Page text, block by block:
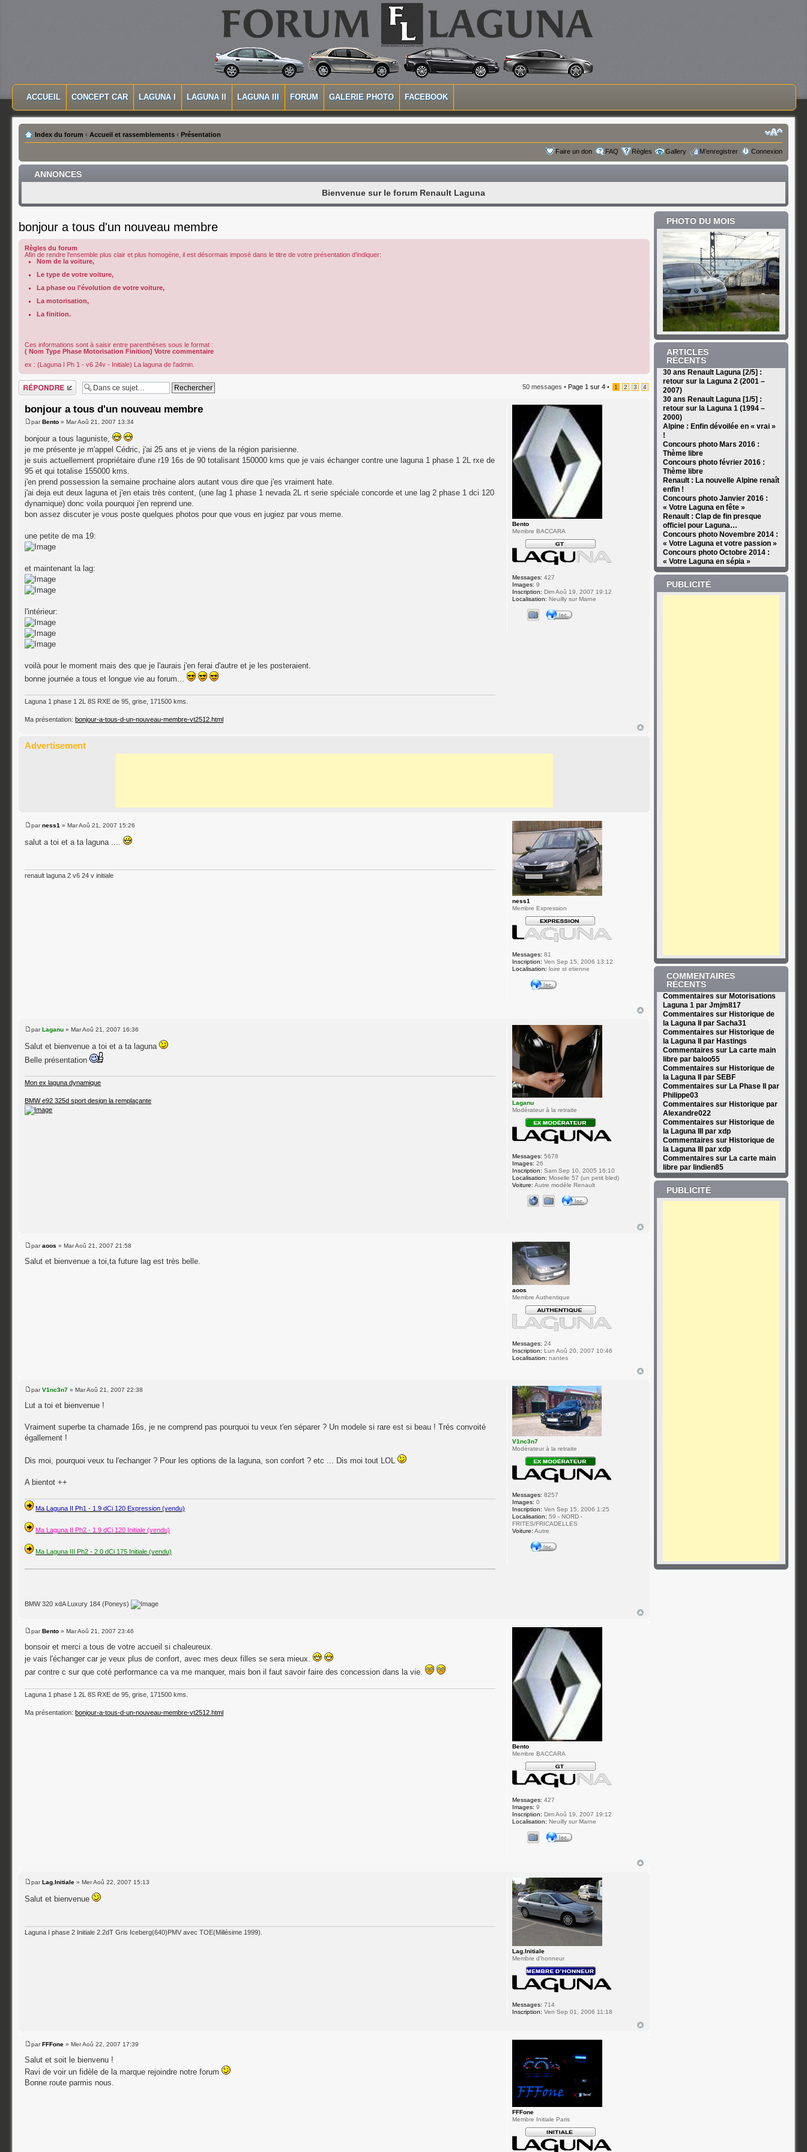
MENU PRINCIPAL
ACCUEIL CONCEPT CAR LAGUNA I LAGUNA II LAGUNA III FORUM GALERIE PHOTO FACEBOOK
Index du forum ‹ Accueil et rassemblements ‹ Présentation
Faire un don FAQ Règles Gallery M’enregistrer Connexion
ANNONCES
Bienvenue sur le forum Renault Laguna
bonjour a tous d'un nouveau membre
Règles du forum
Afin de rendre l'ensemble plus clair et plus homogène, il est désormais imposé dans le titre de votre présentation d'indiquer:
Nom de la voiture,
Le type de votre voiture,
La phase ou l'évolution de votre voiture,
La motorisation,
La finition.
Ces informations sont à saisir entre parenthèses sous le format :
( Nom Type Phase Motorisation Finition) Votre commentaire
ex : (Laguna I Ph 1 - v6 24v - Initiale) La laguna de l'admin.
Répondre 50 messages •Page 1 sur4 • 1 2 3 4
bonjour a tous d'un nouveau membre
parBento » Mar Aoû 21, 2007 13:34
bonjour a tous laguniste,
je me présente je m'appel Cédric, j'ai 25 ans et je viens de la région parisienne.
je suis actuellement propriétaire d'une r19 16s de 90 totalisant 150000 kms que je vais échanger contre une laguna 1 phase 1 2L rxe de
95 et qui totalise 155000 kms.
j'en prend possession la semaine prochaine alors autant vous dire que j'es vraiment hate.
j'ai deja eut deux laguna et j'en etais très content, (une lag 1 phase 1 nevada 2L rt serie spéciale concorde et une lag 2 phase 1 dci 120
dynamique) donc voila pourquoi j'en reprend une.
bon assez discuter je vous poste quelques photos pour que vous en jugiez par vous meme.
une petite de ma 19:
et maintenant la lag:
l'intérieur:
voilà pour le moment mais des que je l'aurais j'en ferai d'autre et je les posteraient.
bonne journée a tous et longue vie au forum...
Laguna 1 phase 1 2L 8S RXE de 95, grise, 171500 kms.
Ma présentation:bonjour-a-tous-d-un-nouveau-membre-vt2512.html
Bento
Membre BACCARA
Messages: 427
Images: 9
Inscription: Dim Aoû 19, 2007 19:12
Localisation: Neuilly sur Marne
Advertisement
parness1 » Mar Aoû 21, 2007 15:26
salut a toi et a ta laguna ....
renault laguna 2 v6 24 v initiale
ness1
Membre Expression
Messages: 81
Inscription: Ven Sep 15, 2006 13:12
Localisation: loire st etienne
parLaganu » Mar Aoû 21, 2007 16:36
Salut et bienvenue a toi et a ta laguna
Belle présentation
Mon ex laguna dynamique
BMW e92 325d sport design la remplaçante
Laganu
Modérateur à la retraite
Messages: 5678
Images: 26
Inscription: Sam Sep 10, 2005 16:10
Localisation: Moselle 57 (un petit bled)
Voiture: Autre modèle Renault
paraoos » Mar Aoû 21, 2007 21:58
Salut et bienvenue a toi,ta future lag est très belle.
aoos
Membre Authentique
Messages: 24
Inscription: Lun Aoû 20, 2007 10:46
Localisation: nantes
parV1nc3n7 » Mar Aoû 21, 2007 22:38
Lut a toi et bienvenue !
Vraiment superbe ta chamade 16s, je ne comprend pas pourquoi tu veux t'en séparer ? Un modele si rare est si beau ! Trés convoité
égallement !
Dis moi, pourquoi veux tu l'echanger ? Pour les options de la laguna, son confort ? etc ... Dis moi tout LOL
A bientot ++
Ma Laguna II Ph1 - 1.9 dCi 120 Expression (vendu)
Ma Laguna II Ph2 - 1.9 dCi 120 Initiale (vendu)
Ma Laguna III Ph2 - 2.0 dCi 175 Initiale (vendu)
BMW 320 xdA Luxury 184 (Poneys)
V1nc3n7
Modérateur à la retraite
Messages: 8257
Images: 0
Inscription: Ven Sep 15, 2006 1:25
Localisation: 59 - NORD -
FRITES/FRICADELLES
Voiture: Autre
parBento » Mar Aoû 21, 2007 23:46
bonsoir et merci a tous de votre accueil si chaleureux.
je vais l'échanger car je veux plus de confort, avec mes deux filles se sera mieux.
par contre c sur que coté performance ca va me manquer, mais bon il faut savoir faire des concession dans la vie.
Laguna 1 phase 1 2L 8S RXE de 95, grise, 171500 kms.
Ma présentation:bonjour-a-tous-d-un-nouveau-membre-vt2512.html
Bento
Membre BACCARA
Messages: 427
Images: 9
Inscription: Dim Aoû 19, 2007 19:12
Localisation: Neuilly sur Marne
parLag.Initiale » Mer Aoû 22, 2007 15:13
Salut et bienvenue
Laguna I phase 2 Initiale 2.2dT Gris Iceberg(640)PMV avec TOE(Millésime 1999).
Lag.Initiale
Membre d'honneur
Messages: 714
Inscription: Ven Sep 01, 2006 11:18
parFFFone » Mer Aoû 22, 2007 17:39
Salut et soit le bienvenu !
Ravi de voir un fidèle de la marque rejoindre notre forum
Bonne route parmis nous.
FFFone
Membre Initiale Paris
PHOTO DU MOIS
ARTICLES
RÉCENTS
30 ans Renault Laguna [2/5] :
retour sur la Laguna 2 (2001 –
2007)
30 ans Renault Laguna [1/5] :
retour sur la Laguna 1 (1994 –
2000)
Alpine : Enfin dévoilée en « vrai »
!
Concours photo Mars 2016 :
Thème libre
Concours photo février 2016 :
Thème libre
Renault : La nouvelle Alpine renaît
enfin !
Concours photo Janvier 2016 :
« Votre Laguna en fête »
Renault : Clap de fin presque
officiel pour Laguna…
Concours photo Novembre 2014 :
« Votre Laguna et votre passion »
Concours photo Octobre 2014 :
« Votre Laguna en sépia »
PUBLICITÉ
COMMENTAIRES
RÉCENTS
Commentaires sur Motorisations
Laguna 1 par Jmjm817
Commentaires sur Historique de
la Laguna II par Sacha31
Commentaires sur Historique de
la Laguna II par Hastings
Commentaires sur La carte main
libre par baloo55
Commentaires sur Historique de
la Laguna II par SEBF
Commentaires sur La Phase II par
Philippe03
Commentaires sur Historique par
Alexandre022
Commentaires sur Historique de
la Laguna III par xdp
Commentaires sur Historique de
la Laguna III par xdp
Commentaires sur La carte main
libre par lindien85
PUBLICITÉ